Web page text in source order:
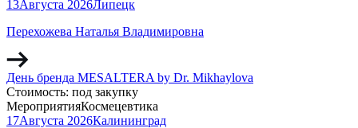
13Августа 2026Липецк
Перехожева Наталья Владимировна
День бренда MESALTERA by Dr. Mikhaylova
Стоимость: под закупку
МероприятияКосмецевтика
17Августа 2026Калининград